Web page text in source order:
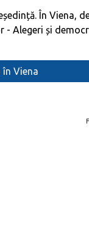
În Viena,
- Alegeri și
Viena